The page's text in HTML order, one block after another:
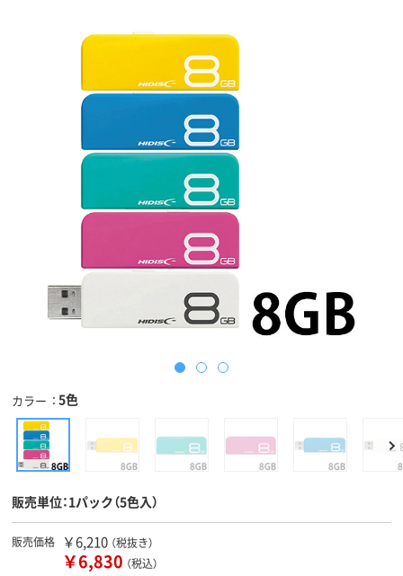
カラー 5色
販売単位：1パック（5色入）
販売価格 ￥6,210 （税抜き）
￥6,830 （税込）